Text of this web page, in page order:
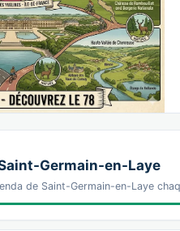
Germain-en-Laye
de Saint-Germain-en-Laye